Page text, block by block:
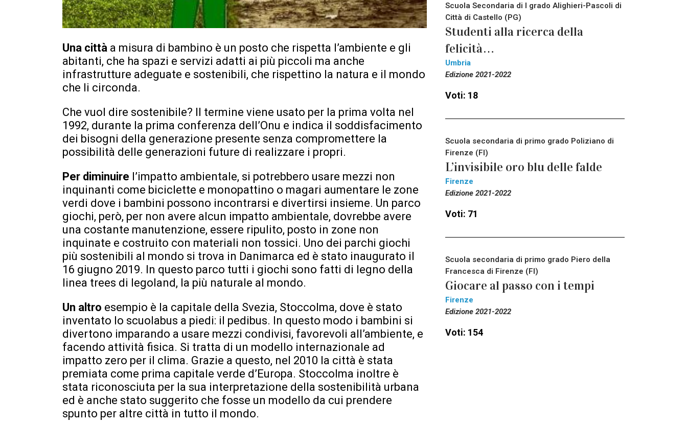
Una città a misura di bambino è un posto che rispetta l’ambiente e gli
abitanti, che ha spazi e servizi adatti ai più piccoli ma anche
infrastrutture adeguate e sostenibili, che rispettino la natura e il mondo
che li circonda.
Che vuol dire sostenibile? Il termine viene usato per la prima volta nel
1992, durante la prima conferenza dell’Onu e indica il soddisfacimento
dei bisogni della generazione presente senza compromettere la
possibilità delle generazioni future di realizzare i propri.
Per diminuire l’impatto ambientale, si potrebbero usare mezzi non
inquinanti come biciclette e monopattino o magari aumentare le zone
verdi dove i bambini possono incontrarsi e divertirsi insieme. Un parco
giochi, però, per non avere alcun impatto ambientale, dovrebbe avere
una costante manutenzione, essere ripulito, posto in zone non
inquinate e costruito con materiali non tossici. Uno dei parchi giochi
più sostenibili al mondo si trova in Danimarca ed è stato inaugurato il
16 giugno 2019. In questo parco tutti i giochi sono fatti di legno della
linea trees di legoland, la più naturale al mondo.
Un altro esempio è la capitale della Svezia, Stoccolma, dove è stato
inventato lo scuolabus a piedi: il pedibus. In questo modo i bambini si
divertono imparando a usare mezzi condivisi, favorevoli all’ambiente, e
facendo attività fisica. Si tratta di un modello internazionale ad
impatto zero per il clima. Grazie a questo, nel 2010 la città è stata
premiata come prima capitale verde d’Europa. Stoccolma inoltre è
stata riconosciuta per la sua interpretazione della sostenibilità urbana
ed è anche stato suggerito che fosse un modello da cui prendere
spunto per altre città in tutto il mondo.
Scuola Secondaria di I grado Alighieri-Pascoli di
Città di Castello (PG)
Studenti alla ricerca della
felicità…
Umbria
Edizione 2021-2022
Voti: 18
Scuola secondaria di primo grado Poliziano di
Firenze (FI)
L’invisibile oro blu delle falde
Firenze
Edizione 2021-2022
Voti: 71
Scuola secondaria di primo grado Piero della
Francesca di Firenze (FI)
Giocare al passo con i tempi
Firenze
Edizione 2021-2022
Voti: 154